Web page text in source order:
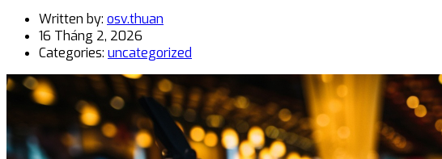
Written by: osv.thuan
16 Tháng 2, 2026
Categories: uncategorized